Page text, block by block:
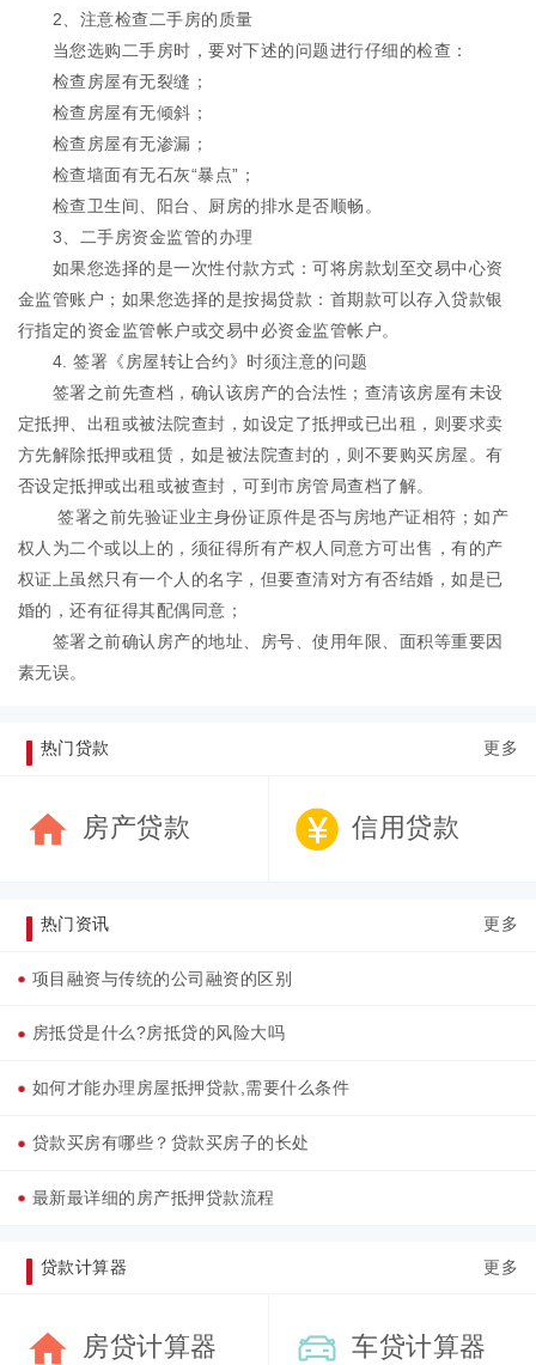
2、注意检查二手房的质量
当您选购二手房时，要对下述的问题进行仔细的检查：
检查房屋有无裂缝；
检查房屋有无倾斜；
检查房屋有无渗漏；
检查墙面有无石灰“暴点”；
检查卫生间、阳台、厨房的排水是否顺畅。
3、二手房资金监管的办理
如果您选择的是一次性付款方式：可将房款划至交易中心资
金监管账户；如果您选择的是按揭贷款：首期款可以存入贷款银
行指定的资金监管帐户或交易中必资金监管帐户。
4. 签署《房屋转让合约》时须注意的问题
签署之前先查档，确认该房产的合法性；查清该房屋有未设
定抵押、出租或被法院查封，如设定了抵押或已出租，则要求卖
方先解除抵押或租赁，如是被法院查封的，则不要购买房屋。有
否设定抵押或出租或被查封，可到市房管局查档了解。
签署之前先验证业主身份证原件是否与房地产证相符；如产
权人为二个或以上的，须征得所有产权人同意方可出售，有的产
权证上虽然只有一个人的名字，但要查清对方有否结婚，如是已
婚的，还有征得其配偶同意；
签署之前确认房产的地址、房号、使用年限、面积等重要因
素无误。
热门贷款 更多
房产贷款 信用贷款
热门资讯 更多
项目融资与传统的公司融资的区别
房抵贷是什么?房抵贷的风险大吗
如何才能办理房屋抵押贷款,需要什么条件
贷款买房有哪些？贷款买房子的长处
最新最详细的房产抵押贷款流程
贷款计算器 更多
房贷计算器 车贷计算器